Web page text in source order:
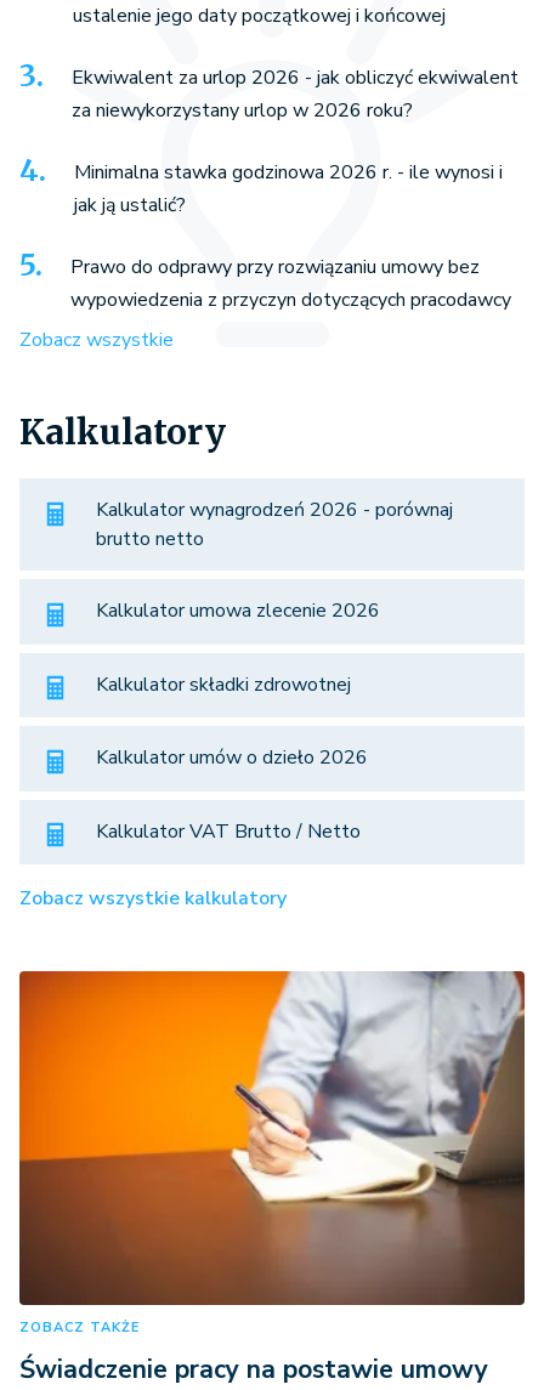
ustalenie jego daty początkowej i końcowej
Ekwiwalent za urlop 2026 - jak obliczyć ekwiwalent
za niewykorzystany urlop w 2026 roku?
Minimalna stawka godzinowa 2026 r. - ile wynosi i
jak ją ustalić?
Prawo do odprawy przy rozwiązaniu umowy bez
wypowiedzenia z przyczyn dotyczących pracodawcy
Zobacz wszystkie
Kalkulatory
Kalkulator wynagrodzeń 2026 - porównaj
brutto netto
Kalkulator umowa zlecenie 2026
Kalkulator składki zdrowotnej
Kalkulator umów o dzieło 2026
Kalkulator VAT Brutto / Netto
Zobacz wszystkie kalkulatory
ZOBACZ TAKŻE
Świadczenie pracy na postawie umowy